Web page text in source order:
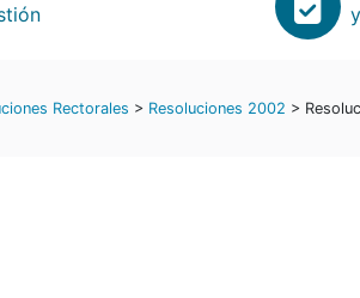
Rectorales > Resoluciones 2002 >